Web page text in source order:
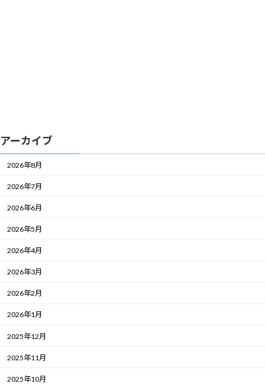
アーカイブ
2026年8月
2026年7月
2026年6月
2026年5月
2026年4月
2026年3月
2026年2月
2026年1月
2025年12月
2025年11月
2025年10月